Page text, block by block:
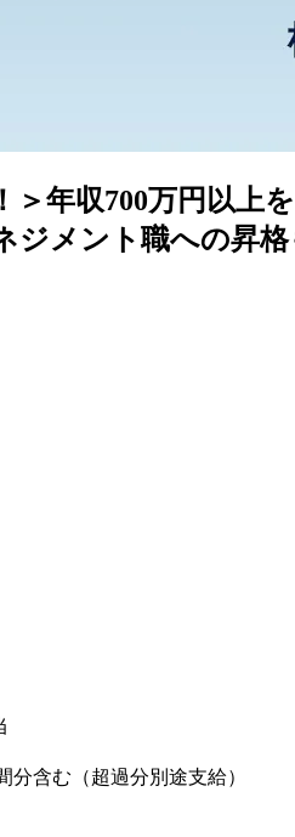
＞年収700万円以上
ジメント職への昇
分含む（超過分別途支給）